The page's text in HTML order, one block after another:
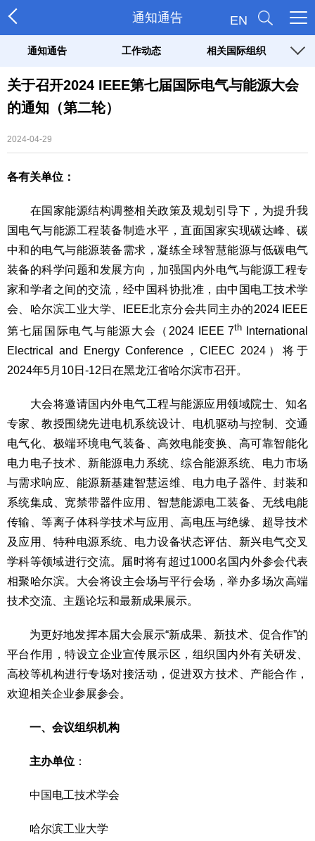
通知通告 EN
通知通告 工作动态 相关国际组织
关于召开2024 IEEE第七届国际电气与能源大会
的通知（第二轮）
2024-04-29
各有关单位：
在国家能源结构调整相关政策及规划引导下，为提升我
国电气与能源工程装备制造水平，直面国家实现碳达峰、碳
中和的电气与能源装备需求，凝练全球智慧能源与低碳电气
装备的科学问题和发展方向，加强国内外电气与能源工程专
家和学者之间的交流，经中国科协批准，由中国电工技术学
会、哈尔滨工业大学、IEEE北京分会共同主办的2024 IEEE
第七届国际电气与能源大会（2024 IEEE 7th
International
Electrical and Energy Conference，CIEEC 2024）将于
2024年5月10日-12日在黑龙江省哈尔滨市召开。
大会将邀请国内外电气工程与能源应用领域院士、知名
专家、教授围绕先进电机系统设计、电机驱动与控制、交通
电气化、极端环境电气装备、高效电能变换、高可靠智能化
电力电子技术、新能源电力系统、综合能源系统、电力市场
与需求响应、能源新基建智慧运维、电力电子器件、封装和
系统集成、宽禁带器件应用、智慧能源电工装备、无线电能
传输、等离子体科学技术与应用、高电压与绝缘、超导技术
及应用、特种电源系统、电力设备状态评估、新兴电气交叉
学科等领域进行交流。届时将有超过1000名国内外参会代表
相聚哈尔滨。大会将设主会场与平行会场，举办多场次高端
技术交流、主题论坛和最新成果展示。
为更好地发挥本届大会展示“新成果、新技术、促合作”的
平台作用，特设立企业宣传展示区，组织国内外有关研发、
高校等机构进行专场对接活动，促进双方技术、产能合作，
欢迎相关企业参展参会。
一、 会议组织机构
主办单位 ：
中国电工技术学会
哈尔滨工业大学